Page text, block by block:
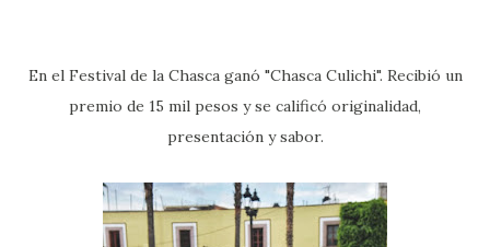
En el Festival de la Chasca ganó "Chasca Culichi". Recibió un
premio de 15 mil pesos y se calificó originalidad,
presentación y sabor.